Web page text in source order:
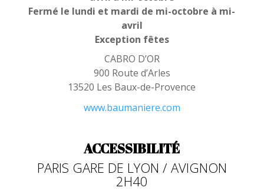
Fermé le lundi et mardi de mi-octobre à mi-
avril
Exception fêtes
CABRO D’OR
900 Route d’Arles
13520 Les Baux-de-Provence
www.baumaniere.com
ACCESSIBILITÉ
PARIS GARE DE LYON / AVIGNON
2H40